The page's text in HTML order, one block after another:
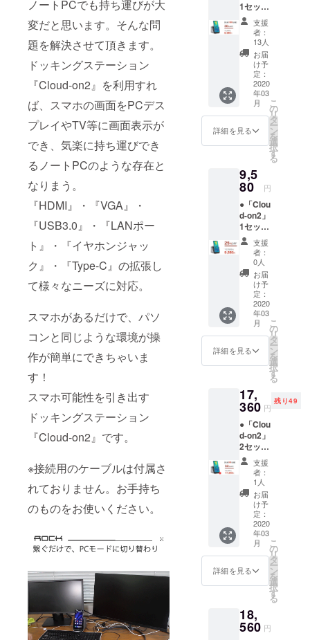
ノートPCでも持ち運びが大
変だと思います。そんな問
題を解決させて頂きます。
ドッキングステーション
『Cloud-on2』を利用すれ
ば、スマホの画面をPCデス
プレイやTV等に画面表示が
でき、気楽に持ち運びでき
るノートPCのような存在と
なりまう。
『HDMI』・『VGA』・
『USB3.0』・『LANポー
ト』・『イヤホンジャッ
ク』・『Type-C』の拡張し
て様々なニーズに対応。
スマホがあるだけで、パソ
コンと同じような環境が操
作が簡単にできちゃいま
す！
スマホ可能性を引き出す
ドッキングステーション
『Cloud-on2』です。
※接続用のケーブルは付属さ
れておりません。お手持ち
のものをお使いください。
のお客様に
紹介する。
1セット
＜1セッ
トの詳
細＞
「Cloud
-on2」
本体 x1
取扱説
明書 x1
※接続用
のケー
ブルは
付属さ
れてお
ん。お
手持ち
のもの
をお使
いくだ
さい。
※2020
年3月に
お届け
する予
定です
が、生
産、配
送状況
により
遅れる
可能性
送料込
の価格
となり
ます。
※商品の
仕様、
デザイ
ンに関
しまし
ては一
部変更
になる
可能性
もござ
いま
す。ご
了承く
支援
者：
13人
お届
け予
定：
2020
年03
月
詳細を見る
こ
の
リ
タ
ー
ン
を
選
択
す
る
9,5
80 円
●「Clou
d-on2」
1セット
＜1セッ
トの詳
細＞
「Cloud
-on2」
本体 x1
取扱説
明書 x1
※接続用
のケー
ブルは
付属さ
れてお
ん。お
手持ち
のもの
をお使
いくだ
さい。
※2020
年3月に
お届け
する予
定です
が、生
産、配
送状況
により
遅れる
可能性
送料込
の価格
となり
支援
者：
0人
お届
け予
定：
2020
年03
月
詳細を見る
こ
の
リ
タ
ー
ン
を
選
択
す
る
17,
360 円
残り49
●「Clou
d-on2」
2セット
＜1セッ
トの詳
細＞
「Cloud
-on2」
本体 x1
取扱説
明書 x1
※接続用
のケー
ブルは
付属さ
れてお
ん。お
手持ち
のもの
支援
者：
1人
お届
け予
定：
2020
年03
月
詳細を見る
こ
の
リ
タ
ー
ン
を
選
択
す
る
18,
560 円